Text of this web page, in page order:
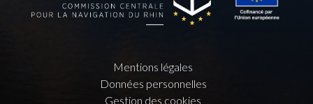
Mentions légales
Données personnelles
Gestion des cookies